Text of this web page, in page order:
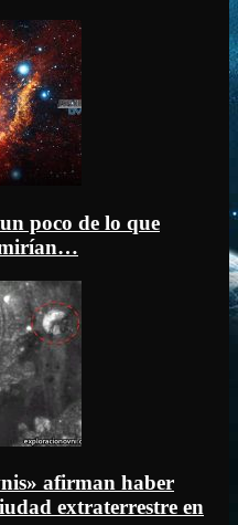
poco de lo que
afirman haber
extraterrestre en